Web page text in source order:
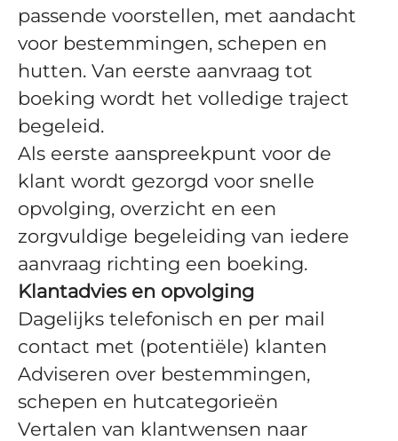
passende voorstellen, met aandacht
voor bestemmingen, schepen en
hutten. Van eerste aanvraag tot
boeking wordt het volledige traject
begeleid.
Als eerste aanspreekpunt voor de
klant wordt gezorgd voor snelle
opvolging, overzicht en een
zorgvuldige begeleiding van iedere
aanvraag richting een boeking.
Klantadvies en opvolging
Dagelijks telefonisch en per mail
contact met (potentiële) klanten
Adviseren over bestemmingen,
schepen en hutcategorieën
Vertalen van klantwensen naar